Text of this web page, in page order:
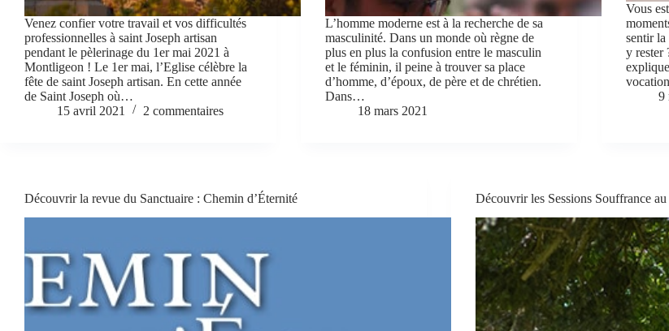
Venez confier votre travail et vos difficultés
professionnelles à saint Joseph artisan
pendant le pèlerinage du 1er mai 2021 à
Montligeon ! Le 1er mai, l’Eglise célèbre la
fête de saint Joseph artisan. En cette année
de Saint Joseph où…
15 avril 2021
2 commentaires
L’homme moderne est à la recherche de sa
masculinité. Dans un monde où règne de
plus en plus la confusion entre le masculin
et le féminin, il peine à trouver sa place
d’homme, d’époux, de père et de chrétien.
Dans…
18 mars 2021
Vous
sentir la
y rester
9
Découvrir la revue du Sanctuaire : Chemin d’Éternité Découvrir les Sessions Souffrance